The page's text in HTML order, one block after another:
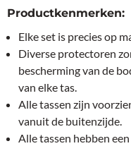
Productkenmerken:
Elke set is precies op
Diverse protectoren
bescherming van de
van elke tas.
Alle tassen zijn
vanuit de buitenzijde.
Alle tassen hebben